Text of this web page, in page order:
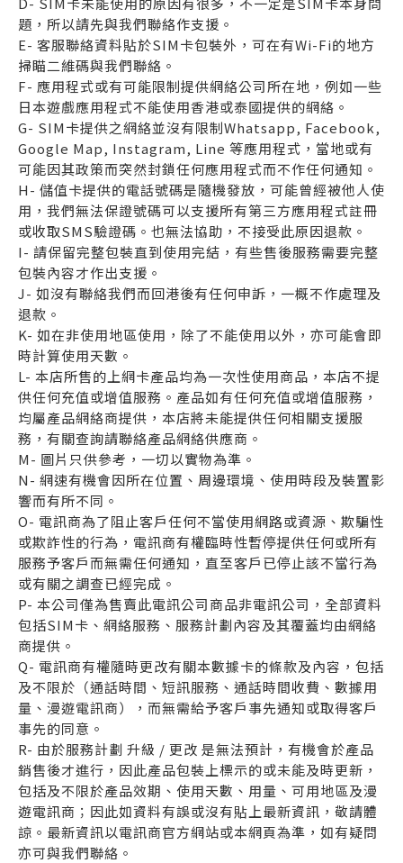
題，所以請先與我們聯絡作支援。
E- 客服聯絡資料貼於SIM卡包裝外，可在有Wi-Fi的地方
掃瞄二維碼與我們聯絡。
F- 應用程式或有可能限制提供網絡公司所在地，例如一些
日本遊戲應用程式不能使用香港或泰國提供的網絡。
G- SIM卡提供之網絡並沒有限制Whatsapp, Facebook,
Google Map, Instagram, Line 等應用程式，當地或有
可能因其政策而突然封鎖任何應用程式而不作任何通知。
H- 儲值卡提供的電話號碼是隨機發放，可能曾經被他人使
用，我們無法保證號碼可以支援所有第三方應用程式註冊
或收取SMS驗證碼。也無法協助，不接受此原因退款。
I- 請保留完整包裝直到使用完結，有些售後服務需要完整
包裝內容才作出支援。
J- 如沒有聯絡我們而回港後有任何申訴，一概不作處理及
退款。
K- 如在非使用地區使用，除了不能使用以外，亦可能會即
時計算使用天數。
L- 本店所售的上網卡產品均為一次性使用商品，本店不提
供任何充值或增值服務。產品如有任何充值或增值服務，
均屬產品網絡商提供，本店將未能提供任何相關支援服
務，有關查詢請聯絡產品網絡供應商。
M- 圖片只供參考，一切以實物為準。
N- 網速有機會因所在位置、周邊環境、使用時段及裝置影
響而有所不同。
O- 電訊商為了阻止客戶任何不當使用網路或資源、欺騙性
或欺詐性的行為，電訊商有權臨時性暫停提供任何或所有
服務予客戶而無需任何通知，直至客戶已停止該不當行為
或有關之調查已經完成。
P- 本公司僅為售賣此電訊公司商品非電訊公司，全部資料
包括SIM卡、網絡服務、服務計劃內容及其覆蓋均由網絡
商提供。
Q- 電訊商有權隨時更改有關本數據卡的條款及內容，包括
及不限於（通話時間、短訊服務、通話時間收費、數據用
量、漫遊電訊商），而無需給予客戶事先通知或取得客戶
事先的同意。
R- 由於服務計劃 升級 / 更改 是無法預計，有機會於產品
銷售後才進行，因此產品包裝上標示的或未能及時更新，
包括及不限於產品效期、使用天數、用量、可用地區及漫
遊電訊商；因此如資料有誤或沒有貼上最新資訊，敬請體
諒。最新資訊以電訊商官方網站或本網頁為準，如有疑問
亦可與我們聯絡。